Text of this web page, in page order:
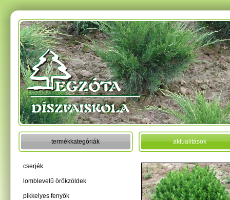
termékkategóriák
cserjék
lomblevelű örökzöldek
pikkelyes fenyők
aktualitások